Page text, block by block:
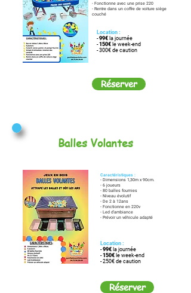
- Fonctionne avec une prise 220
- Rentre dans un coffre de voiture siège
couché
Location :
-99€ la journée
-150€ le week-end
- 300€ de caution
Réserver
Balles Volantes
Caractéristiques :
- Dimensions 1,30m x 90cm.
- 6 joueurs
- 80 balles fournies
- Niveau évolutif
- De 2 à 12ans
- Fonctionne en 220v
- Led d'ambiance
- Prévoir un véhicule adapté
Location :
-99€ la journée
-150€ le week-end
- 250€ de caution
Réserver